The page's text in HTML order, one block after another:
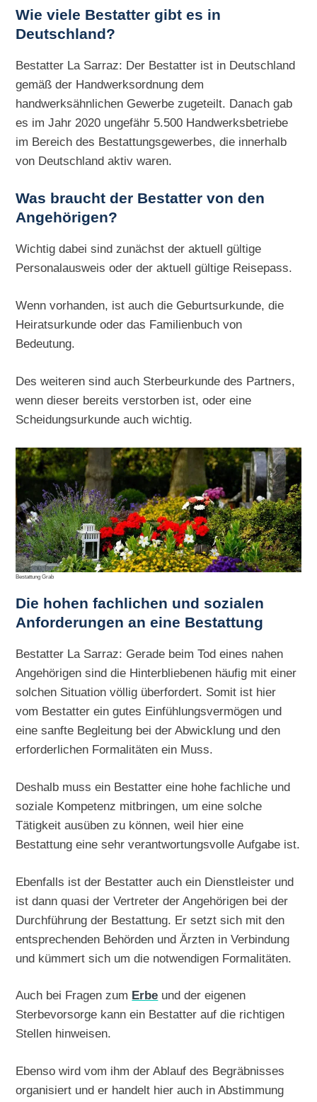
Wie viele Bestatter gibt es in
Deutschland?
Bestatter La Sarraz: Der Bestatter ist in Deutschland
gemäß der Handwerksordnung dem
handwerksähnlichen Gewerbe zugeteilt. Danach gab
es im Jahr 2020 ungefähr 5.500 Handwerksbetriebe
im Bereich des Bestattungsgewerbes, die innerhalb
von Deutschland aktiv waren.
Was braucht der Bestatter von den
Angehörigen?
Wichtig dabei sind zunächst der aktuell gültige
Personalausweis oder der aktuell gültige Reisepass.
Wenn vorhanden, ist auch die Geburtsurkunde, die
Heiratsurkunde oder das Familienbuch von
Bedeutung.
Des weiteren sind auch Sterbeurkunde des Partners,
wenn dieser bereits verstorben ist, oder eine
Scheidungsurkunde auch wichtig.
Bestattung Grab
Die hohenfachlichen und sozialen
Anforderungen an eine Bestattung
Bestatter La Sarraz: Gerade beim Tod eines nahen
Angehörigen sind die Hinterbliebenen häufig mit einer
solchen Situation völlig überfordert. Somit ist hier
vom Bestatter ein gutes Einfühlungsvermögen und
eine sanfte Begleitung bei der Abwicklung und den
erforderlichen Formalitäten ein Muss.
Deshalb muss ein Bestatter eine hohe fachliche und
soziale Kompetenz mitbringen, um eine solche
Tätigkeit ausüben zu können, weil hier eine
Bestattung eine sehr verantwortungsvolle Aufgabe ist.
Ebenfalls ist der Bestatter auch ein Dienstleister und
ist dann quasi der Vertreter der Angehörigen bei der
Durchführung der Bestattung. Er setzt sich mit den
entsprechenden Behörden und Ärzten in Verbindung
und kümmert sich um die notwendigen Formalitäten.
Auch bei Fragen zum Erbe und der eigenen
Sterbevorsorge kann ein Bestatter auf die richtigen
Stellen hinweisen.
Ebenso wird vom ihm der Ablauf des Begräbnisses
organisiert und er handelt hier auch in Abstimmung